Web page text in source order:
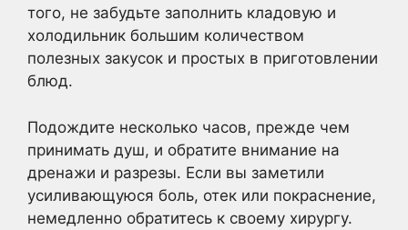
того, не забудьте заполнить кладовую и
холодильник большим количеством
полезных закусок и простых в приготовлении
блюд.
Подождите несколько часов, прежде чем
принимать душ, и обратите внимание на
дренажи и разрезы. Если вы заметили
усиливающуюся боль, отек или покраснение,
немедленно обратитесь к своему хирургу.